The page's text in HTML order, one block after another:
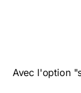
Avec l'option